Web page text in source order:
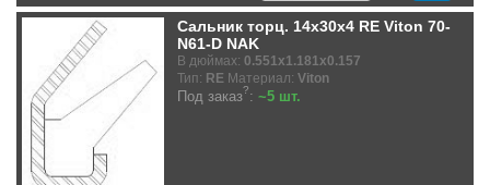
Сальник торц. 14x30x4 RE Viton 70-
N61-D NAK
В дюймах: 0.551x1.181x0.157
Тип: RE Материал: Viton
Под заказ?: ~5 шт.